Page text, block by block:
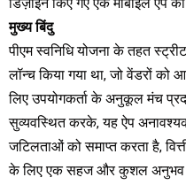
मुख्य बिंदु
पीएम स्वनिधि योजना के तहत
लॉन्च किया गया था, जो वेंडरों
लिए उपयोगकर्ता के अनुकूल मंच
सुव्यवस्थित करके, यह ऐप
जटिलताओं को समाप्त करता है,
के लिए एक सहज और कुशल अनुभव